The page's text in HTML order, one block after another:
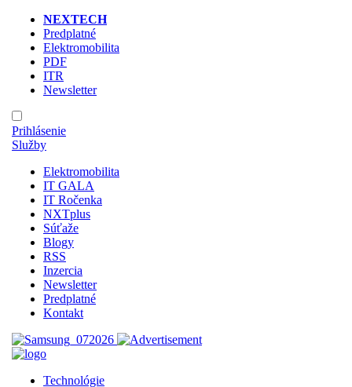
NEXTECH
Predplatné
Elektromobilita
PDF
ITR
Newsletter
Prihlásenie
Služby
Elektromobilita
IT GALA
IT Ročenka
NXTplus
Súťaže
Blogy
RSS
Inzercia
Newsletter
Predplatné
Kontakt
Technológie